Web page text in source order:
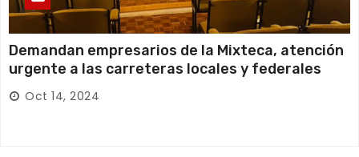
Demandan empresarios de la Mixteca, atención
urgente a las carreteras locales y federales
Oct 14, 2024